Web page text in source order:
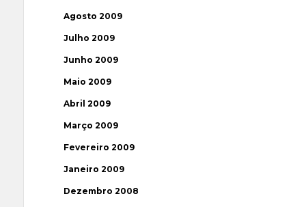
Agosto 2009
Julho 2009
Junho 2009
Maio 2009
Abril 2009
Março 2009
Fevereiro 2009
Janeiro 2009
Dezembro 2008